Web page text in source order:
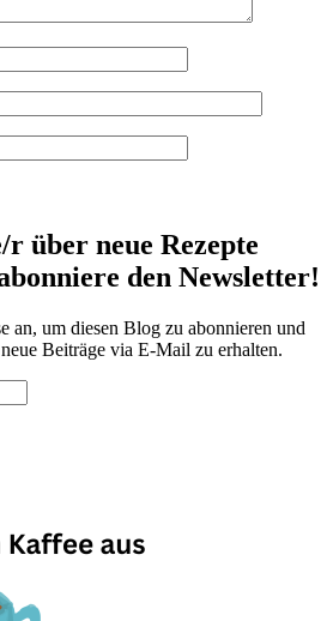
über neue Rezepte
den Newsletter!
an, um diesen Blog zu abonnieren und
Beiträge via E-Mail zu erhalten.